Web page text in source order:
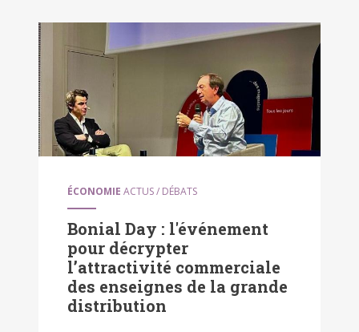
ÉCONOMIE ACTUS / DÉBATS
Bonial Day : l'événement
pour décrypter
l’attractivité commerciale
des enseignes de la grande
distribution